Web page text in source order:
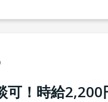
可！時給